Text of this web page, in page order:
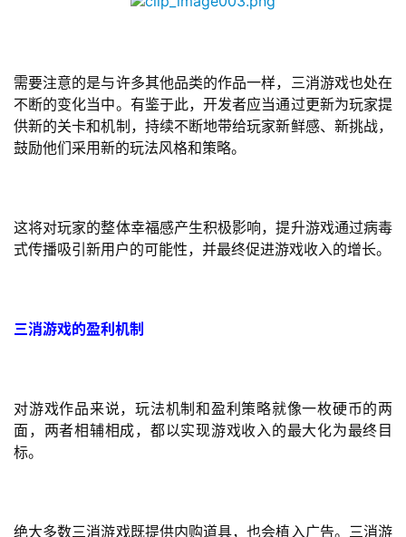
首
茶
原
游
手
机
需要注意的是与许多其他品类的作品一样，三消游戏也处在
不断的变化当中。有鉴于此，开发者应当通过更新为玩家提
供新的关卡和机制，持续不断地带给玩家新鲜感、新挑战，
鼓励他们采用新的玩法风格和策略。
这将对玩家的整体幸福感产生积极影响，提升游戏通过病毒
式传播吸引新用户的可能性，并最终促进游戏收入的增长。
三消游戏的盈利机制
对游戏作品来说，玩法机制和盈利策略就像一枚硬币的两
面，两者相辅相成，都以实现游戏收入的最大化为最终目
标。
绝大多数三消游戏既提供内购道具，也会植入广告。三消游